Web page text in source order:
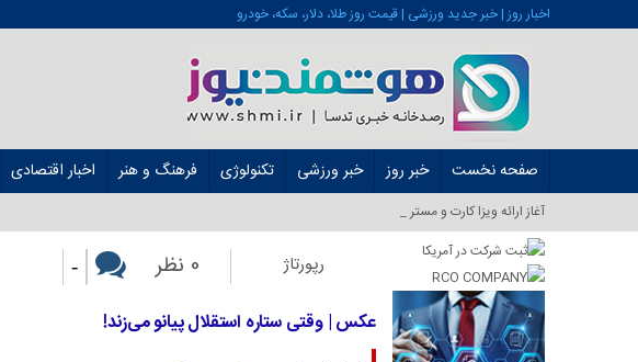
اخبار روز | خبر جدید ورزشی | قیمت روز طلا، دلار، سکه، خودرو
صفحه نخست خبر روز خبر ورزشی تکنولوژی فرهنگ و هنر اخبار اقتصادی
آغاز ارائه ویزا کارت و مستر کارت در ایران _
رپورتاژ 0 نظر -
عکس | وقتی ستاره استقلال پیانو می‌زند!